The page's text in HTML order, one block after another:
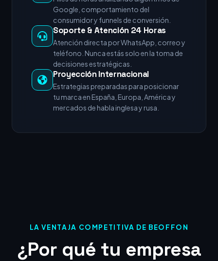
Google, comportamiento del
consumidor y funnels de conversión.
Soporte & Atención 24 Horas
Atención directa por WhatsApp, correo y
teléfono. Nunca estás solo en la toma de
decisiones estratégicas.
Proyección Internacional
Estrategias preparadas para posicionar
tu marca en España, Europa, América y
mercados de habla inglesa y rusa.
LA VENTAJA COMPETITIVA DE BEOFFON
¿Por qué tu empresa